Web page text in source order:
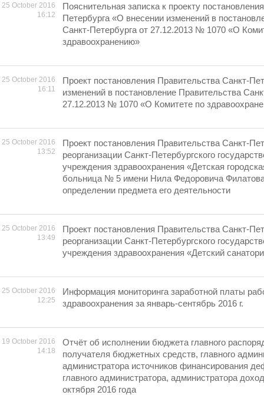
25 October 2016
16:12
Пояснительная записка к проекту
Петербурга «О внесении изменений в
Санкт-Петербурга от 27.12.2013 № 1070 «О
здравоохранению»
25 October 2016
16:11
Проект постановления Правительства Санкт-
изменений в постановление Правительства
27.12.2013 № 1070 «О Комитете по
25 October 2016
13:52
Проект постановления Правительства Санкт-
реорганизации Санкт-Петербургского
учреждения здравоохранения «Детская
больница № 5 имени Нила Федоровича
определении предмета его деятельности
25 October 2016
13:49
Проект постановления Правительства Санкт-
реорганизации Санкт-Петербургского
учреждения здравоохранения «Детский
25 October 2016
12:25
Информация мониторинга заработной платы
здравоохранения за январь-сентябрь 2016 г.
19 October 2016
14:18
Отчёт об исполнении бюджета главного
получателя бюджетных средств, главного
администратора источников финансирования
главного администратора, администратора
октября 2016 года